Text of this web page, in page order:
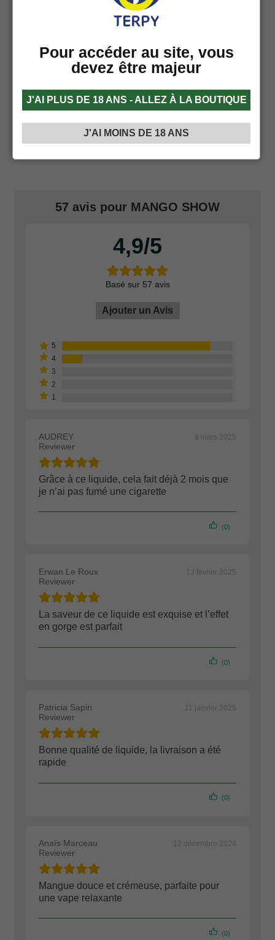
Comme l’on peut remarquer sur les produits, les
éléments mentionnés ci-dessus peuvent être présents
Pour cette raison, Terpy offre toujours au client la
possibilité de choisir la quantité souhaitée de PG et de
VG, afin de personnaliser la densité de la vape selon
57 avis pour MANGO SHOW
4,9
Basé sur 57 avis
Ajouter un Avis
AUDREY
Reviewer
8 mars 2025
Grâce à ce liquide, cela fait déjà 2 mois que
je n’ai pas fumé une cigarette
(0)
Erwan Le Roux
Reviewer
13 février 2025
La saveur de ce liquide est exquise et l’effet
en gorge est parfait
(0)
Patricia Sapin
Reviewer
11 janvier 2025
Bonne qualité de liquide, la livraison a été
rapide
(0)
Anaïs Marceau
Reviewer
12 décembre 2024
Mangue douce et crémeuse, parfaite pour
une vape relaxante
(0)
Pour accéder au site, vous
devez être majeur
J'AI PLUS DE 18 ANS - ALLEZ À LA BOUTIQUE
J'AI MOINS DE 18 ANS